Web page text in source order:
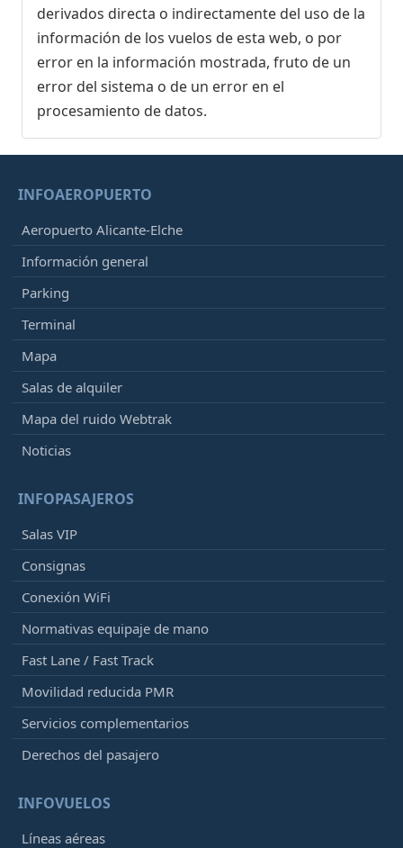
derivados directa o indirectamente del uso de la
información de los vuelos de esta web, o por
error en la información mostrada, fruto de un
error del sistema o de un error en el
procesamiento de datos.
INFOAEROPUERTO
Aeropuerto Alicante-Elche
Información general
Parking
Terminal
Mapa
Salas de alquiler
Mapa del ruido Webtrak
Noticias
INFOPASAJEROS
Salas VIP
Consignas
Conexión WiFi
Normativas equipaje de mano
Fast Lane / Fast Track
Movilidad reducida PMR
Servicios complementarios
Derechos del pasajero
INFOVUELOS
Líneas aéreas